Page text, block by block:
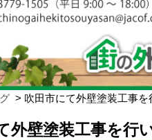
吹田市にて外壁塗装工事を
外壁塗装工事を行